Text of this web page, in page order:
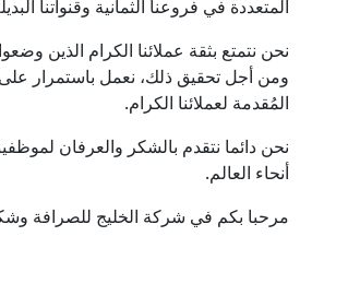
المتعددة في فروعنا الثمانية وقنواتنا
ومن أجل تحقيق ذلك، نعمل باستمرار
المُقدمة لعملائنا الكرام.
نحن دائما نتقدم بالشكر والعرفان
أنحاء العالم.
مرحبا بكم في شركة الخليج للصرافة